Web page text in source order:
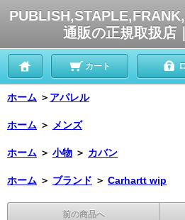
通販の正規取扱店
カート
ホーム ＞ アパレル
ホーム ＞ メンズ
ホーム ＞ 小物 ＞ カバン
ホーム ＞ ブランド ＞ Carhartt wip
前の商品へ